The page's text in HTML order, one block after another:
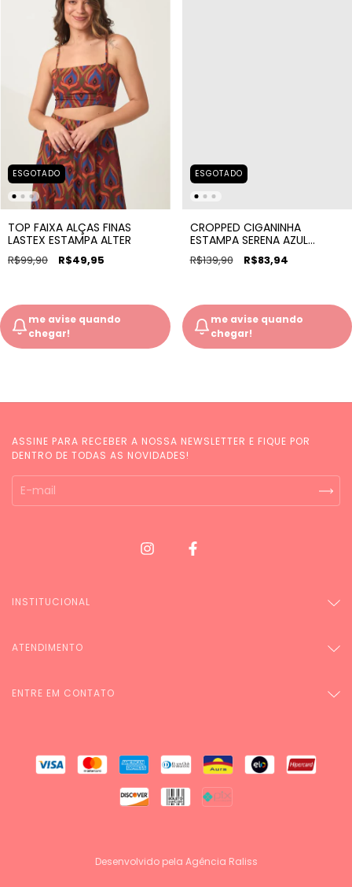
ESGOTADO
TOP FAIXA ALÇAS FINAS
LASTEX ESTAMPA ALTER
R$99,90 R$49,95
me avise quando
chegar!
ESGOTADO
CROPPED CIGANINHA
ESTAMPA SERENA AZUL
LIBERTY
R$139,90 R$83,94
me avise quando
chegar!
ASSINE PARA RECEBER A NOSSA NEWSLETTER E FIQUE POR
DENTRO DE TODAS AS NOVIDADES!
INSTITUCIONAL
ATENDIMENTO
ENTRE EM CONTATO
Desenvolvido pela Agência Raliss